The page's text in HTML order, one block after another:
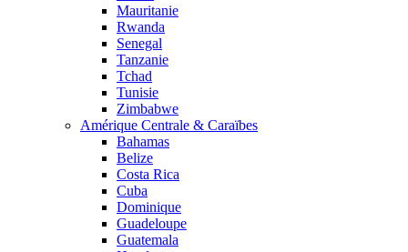
Mauritanie
Rwanda
Senegal
Tanzanie
Tchad
Tunisie
Zimbabwe
Amérique Centrale & Caraïbes
Bahamas
Belize
Costa Rica
Cuba
Dominique
Guadeloupe
Guatemala